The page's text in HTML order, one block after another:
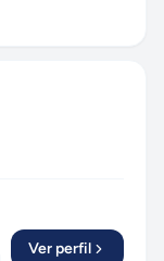
Ver perfil